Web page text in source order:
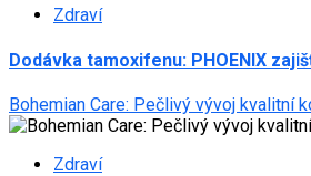
Zdraví
Dodávka tamoxifenu: PHOENIX
Bohemian Care: Pečlivý vývoj kvalitní
Zdraví